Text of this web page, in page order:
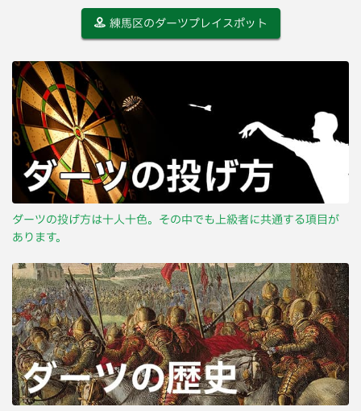
練馬区のダーツプレイスポット
ダーツの投げ方は十人十色。その中でも上級者に共通する項目が
あります。